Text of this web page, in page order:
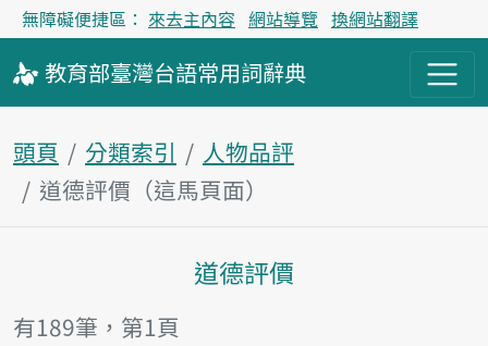
無障礙便捷區： 來去主內容 網站導覽 換網站翻譯
教育部臺灣台語常用詞辭典
頭頁 分類索引
人物品評
道德評價（這馬頁面）
主內容區
道德評價
有189筆，第1頁